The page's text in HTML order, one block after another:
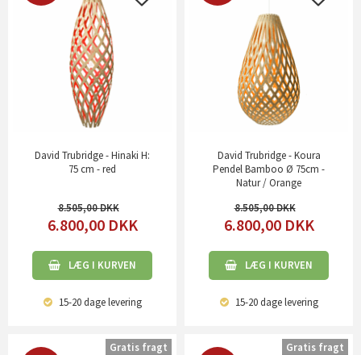
David Trubridge - Hinaki H:
75 cm - red
8.505,00
6.800,00 DKK
LÆG I KURVEN
15-20 dagelevering
David Trubridge - Koura
Pendel Bamboo Ø 75cm -
Natur / Orange
8.505,00
6.800,00 DKK
LÆG I KURVEN
15-20 dagelevering
Gratis fragt Gratis fragt